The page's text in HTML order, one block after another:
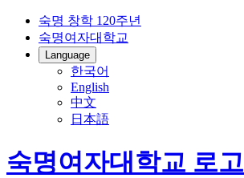
숙명 창학 120주년
숙명여자대학교
Language
한국어
English
中文
日本語
숙명여자대학교 로고